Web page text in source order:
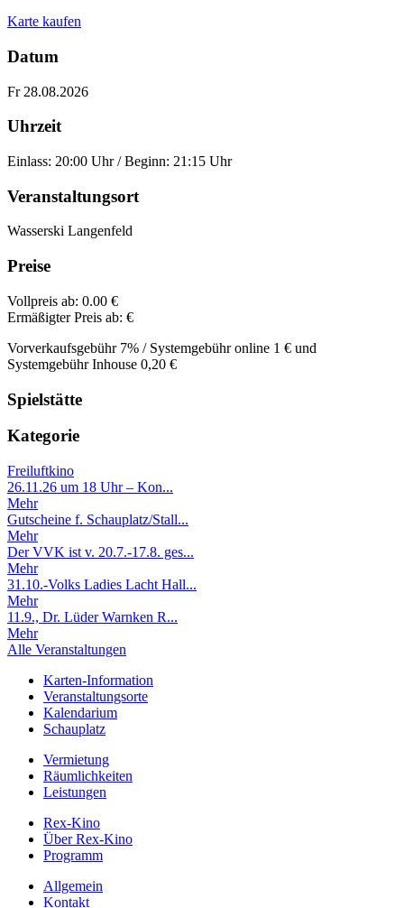
Karte kaufen
Datum
Fr 28.08.2026
Uhrzeit
Einlass: 20:00 Uhr / Beginn: 21:15 Uhr
Veranstaltungsort
Wasserski Langenfeld
Preise
Vollpreis ab: 0.00 €
Ermäßigter Preis ab: €
Vorverkaufsgebühr 7% / Systemgebühr online 1 € und
Systemgebühr Inhouse 0,20 €
Spielstätte
Kategorie
Freiluftkino
26.11.26 um 18 Uhr – Kon...
Mehr
Gutscheine f. Schauplatz/Stall...
Mehr
Der VVK ist v. 20.7.-17.8. ges...
Mehr
31.10.-Volks Ladies Lacht Hall...
Mehr
11.9., Dr. Lüder Warnken R...
Mehr
Alle Veranstaltungen
Karten-Information
Veranstaltungsorte
Kalendarium
Schauplatz
Vermietung
Räumlichkeiten
Leistungen
Rex-Kino
Über Rex-Kino
Programm
Allgemein
Kontakt